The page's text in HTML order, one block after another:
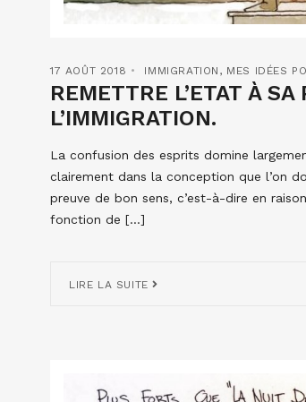
17 AOÛT 2018 IMMIGRATION , MES IDÉES
REMETTRE L’ETAT À
L’IMMIGRATION.
La confusion des esprits domine
clairement dans la conception que l’on
preuve de bon sens, c’est-à-dire en
fonction de […]
LIRE LA SUITE